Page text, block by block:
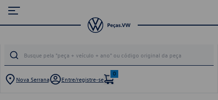
Nova Serrana Entre/registre-se
0